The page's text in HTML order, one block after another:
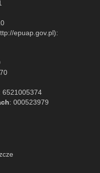
epuap.gov.pl):
6521005374
: 000523979